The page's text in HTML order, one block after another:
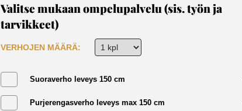
Valitse mukaan ompelupalvelu (sis. työn ja
tarvikkeet)
VERHOJEN MÄÄRÄ:
Suoraverho leveys 150 cm
Purjerengasverho leveys max 150 cm